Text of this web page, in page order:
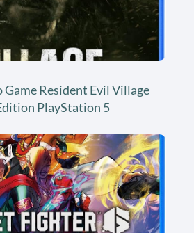
Game Resident Evil Village
PlayStation 5